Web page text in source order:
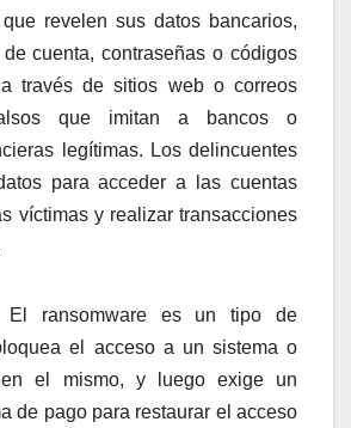
revelen sus datos bancarios,
cuenta, contraseñas o códigos
través de sitios web o correos
que imitan a bancos o
legítimas. Los delincuentes
para acceder a las cuentas
víctimas y realizar transacciones
El ransomware es un tipo de
el acceso a un sistema o
el mismo, y luego exige un
de pago para restaurar el acceso